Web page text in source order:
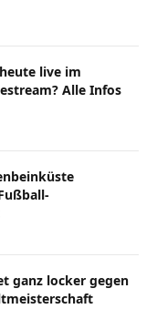
live im
Alle Infos
ganz locker gegen